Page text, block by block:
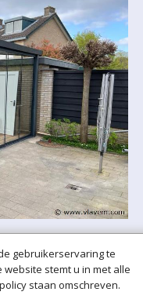
gebruikerservaring te
stemt u in met alle
staan omschreven.